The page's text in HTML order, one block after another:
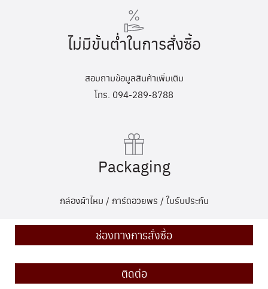
ไม่มีขั้นต่ำในการสั่งซื้อ
สอบถามข้อมูลสินค้าเพิ่มเติม
โทร. 094-289-8788
Packaging
กล่องผ้าไหม / การ์ดอวยพร / ใบรับประกัน
ช่องทางการสั่งซื้อ
ติดต่อ